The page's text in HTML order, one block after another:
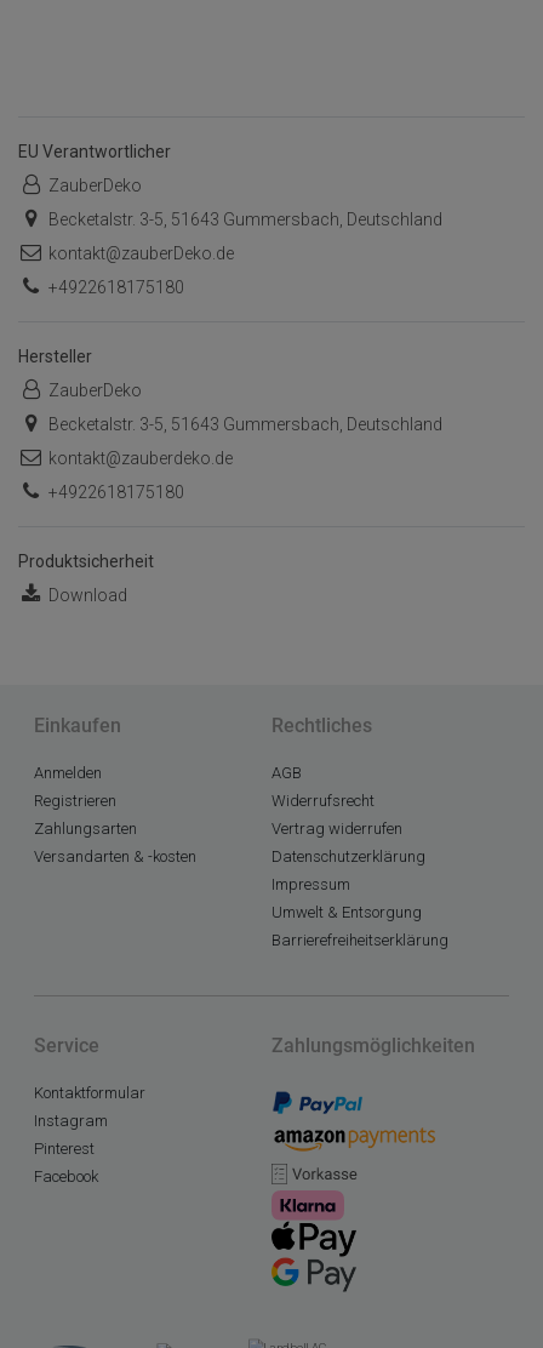
EU Verantwortlicher
ZauberDeko
Becketalstr. 3-5, 51643 Gummersbach, Deutschland
kontakt@zauberDeko.de
+4922618175180
Hersteller
ZauberDeko
Becketalstr. 3-5, 51643 Gummersbach, Deutschland
kontakt@zauberdeko.de
+4922618175180
Produktsicherheit
Download
Einkaufen
Anmelden
Registrieren
Zahlungsarten
Versandarten & -kosten
Rechtliches
AGB
Widerrufsrecht
Vertrag widerrufen
Datenschutzerklärung
Impressum
Umwelt & Entsorgung
Barrierefreiheitserklärung
Service
Kontaktformular
Instagram
Pinterest
Facebook
Zahlungsmöglichkeiten